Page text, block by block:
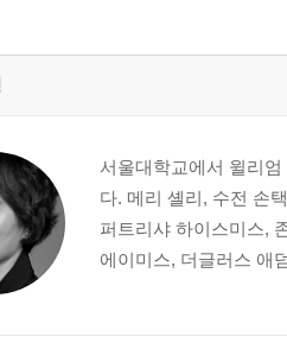
서울대학교에서 윌리
다. 메리 셸리, 수전 손
퍼트리샤 하이스미스,
에이미스, 더글러스 애